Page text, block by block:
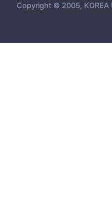
Copyright © 2005, KOREA